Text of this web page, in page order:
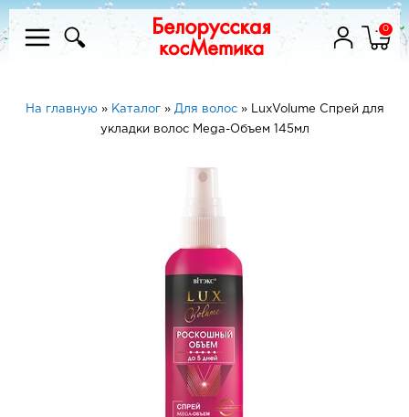
0
На главную» Каталог» Для волос»
LuxVolume Спрей для
укладки волос Mega-Объем 145мл